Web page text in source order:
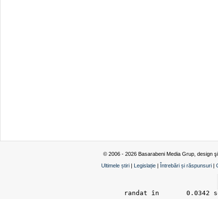
© 2006 - 2026 Basarabeni Media Grup, design
Ultimele știri | Legislație | Întrebări și răspunsuri |
randat în